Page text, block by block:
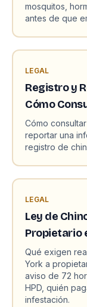
mosquitos,
antes de que
LEGAL
Registro y
Cómo
Cómo
reportar una
registro de
LEGAL
Ley de
Propietario
Qué exigen
York a
aviso de 72
HPD, quién
infestación.